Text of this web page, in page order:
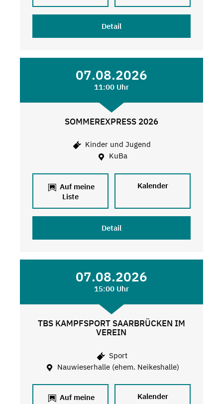
Detail
07.08.2026
11:00 Uhr
SOMMEREXPRESS 2026
Kinder und Jugend
KuBa
Auf meine
Liste
Kalender
Detail
07.08.2026
15:00 Uhr
TBS KAMPFSPORT SAARBRÜCKEN IM
VEREIN
Sport
Nauwieserhalle (ehem. Neikeshalle)
Auf meine
Kalender